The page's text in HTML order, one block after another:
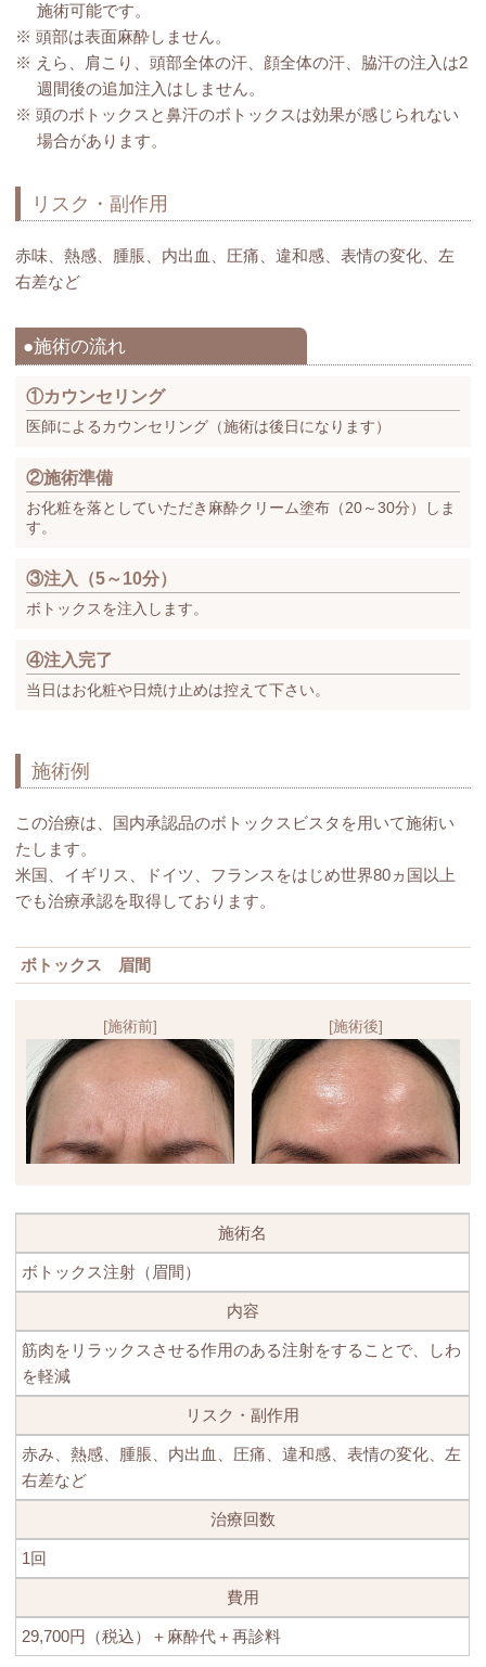
施術可能です。
※ 頭部は表面麻酔しません。
※ えら、肩こり、頭部全体の汗、顔全体の汗、脇汗の注入は2
週間後の追加注入はしません。
※ 頭のボトックスと鼻汗のボトックスは効果が感じられない
場合があります。
リスク・副作用
赤味、熱感、腫脹、内出血、圧痛、違和感、表情の変化、左
右差など
●施術の流れ
①カウンセリング
医師によるカウンセリング（施術は後日になります）
②施術準備
お化粧を落としていただき麻酔クリーム塗布（20～30分）しま
す。
③注入（5～10分）
ボトックスを注入します。
④注入完了
当日はお化粧や日焼け止めは控えて下さい。
施術例
この治療は、国内承認品のボトックスビスタを用いて施術い
たします。
米国、イギリス、ドイツ、フランスをはじめ世界80ヵ国以上
でも治療承認を取得しております。
ボトックス 眉間
[施術前] [施術後]
施術名
ボトックス注射（眉間）
内容
筋肉をリラックスさせる作用のある注射をすることで、しわ
を軽減
リスク・副作用
赤み、熱感、腫脹、内出血、圧痛、違和感、表情の変化、左
右差など
治療回数
1回
費用
29,700円（税込）＋麻酔代＋再診料